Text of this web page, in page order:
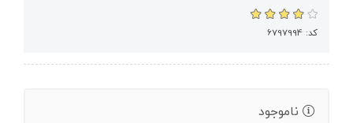
کد: 6797994
ناموجود